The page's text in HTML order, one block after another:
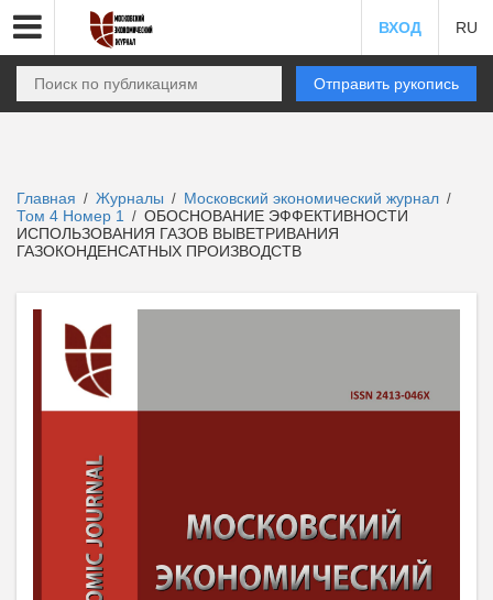
ВХОД RU
Отправить рукопись
Главная / Журналы / Московский экономический журнал /
Том 4 Номер 1 / ОБОСНОВАНИЕ ЭФФЕКТИВНОСТИ
ИСПОЛЬЗОВАНИЯ ГАЗОВ ВЫВЕТРИВАНИЯ
ГАЗОКОНДЕНСАТНЫХ ПРОИЗВОДСТВ